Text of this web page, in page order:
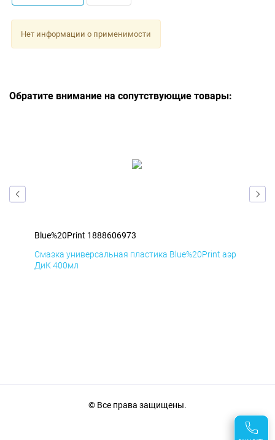
Нет информации о применимости
Обратите внимание на сопутствующие товары:
Blue%20Print 1888606973
Смазка универсальная пластика Blue%20Print аэр
ДиК 400мл
© Все права защищены.